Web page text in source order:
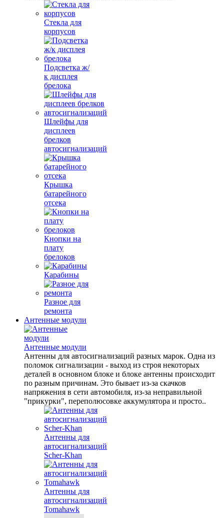
Стекла для
корпусов
Подсветка ж/
к дисплея
брелока
Шлейфы для
дисплеев
брелков
автосигнализаций
Крышка
батарейного
отсека
Кнопки на
плату
брелоков
Карабины
Разное для
ремонта
Антенные модули
Антенные модули
Антенны для автосигнализаций разных марок. Одна из
поломок сигнализации - выход из строя некоторых
деталей в основном блоке и блоке антенны происходит
по разным причинам. Это бывает из-за скачков
напряжения в сети автомобиля, из-за неправильной
"прикурки", переполюсовке аккумулятора и просто..
Антенны для
автосигнализаций
Scher-Khan
Антенны для
автосигнализаций
Tomahawk